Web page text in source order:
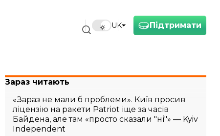
Підтримати
UK
Зараз читають
«Зараз не мали б проблеми». Київ просив
ліцензію на ракети Patriot іще за часів
Байдена, але там «просто сказали "ні"» — Kyiv
Independent